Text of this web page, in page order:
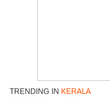
TRENDING IN KERALA